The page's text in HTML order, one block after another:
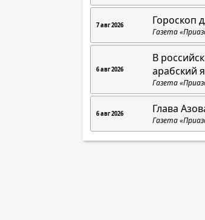
7 авг 2026 Гороскоп
Газета
6 авг 2026
В
арабский
Газета
6 авг 2026 Глава
Газета